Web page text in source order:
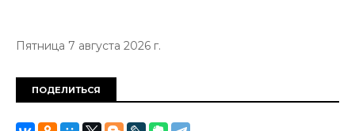
Пятница 7 августа 2026 г.
ПОДЕЛИТЬСЯ